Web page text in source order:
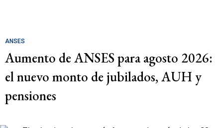
ANSES
Aumento de ANSES para agosto 2026:
el nuevo monto de jubilados, AUH y
pensiones